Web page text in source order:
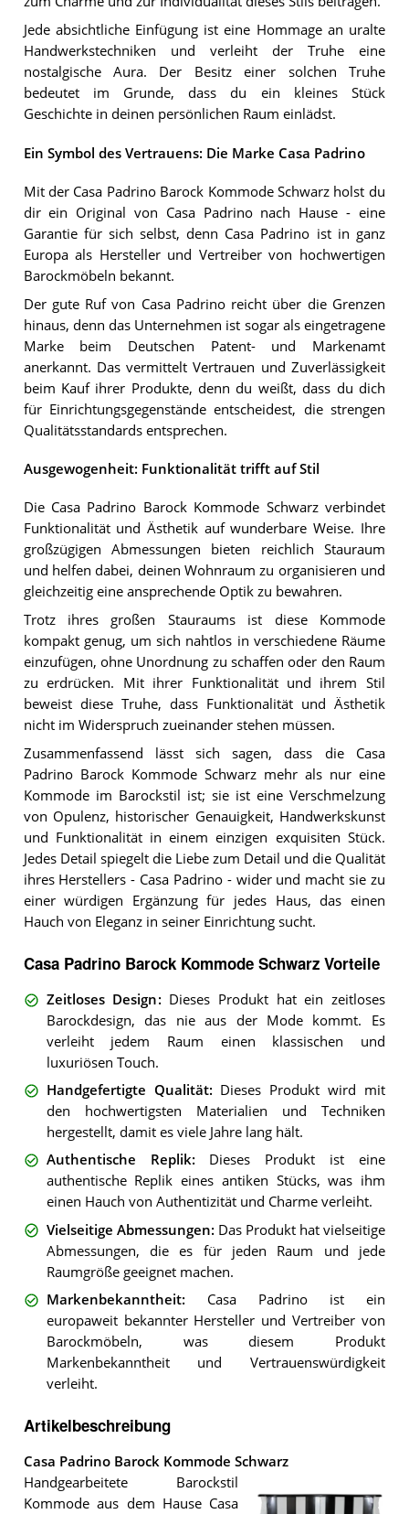
Jede absichtliche Einfügung ist eine Hommage an uralte
Handwerkstechniken und verleiht der Truhe eine
nostalgische Aura. Der Besitz einer solchen Truhe
bedeutet im Grunde, dass du ein kleines Stück
Geschichte in deinen persönlichen Raum einlädst.
Ein Symbol des Vertrauens: Die Marke Casa Padrino
Mit der Casa Padrino Barock Kommode Schwarz holst du
dir ein Original von Casa Padrino nach Hause - eine
Garantie für sich selbst, denn Casa Padrino ist in ganz
Europa als Hersteller und Vertreiber von hochwertigen
Barockmöbeln bekannt.
Der gute Ruf von Casa Padrino reicht über die Grenzen
hinaus, denn das Unternehmen ist sogar als eingetragene
Marke beim Deutschen Patent- und Markenamt
anerkannt. Das vermittelt Vertrauen und Zuverlässigkeit
beim Kauf ihrer Produkte, denn du weißt, dass du dich
für Einrichtungsgegenstände entscheidest, die strengen
Qualitätsstandards entsprechen.
Ausgewogenheit: Funktionalität trifft auf Stil
Die Casa Padrino Barock Kommode Schwarz verbindet
Funktionalität und Ästhetik auf wunderbare Weise. Ihre
großzügigen Abmessungen bieten reichlich Stauraum
und helfen dabei, deinen Wohnraum zu organisieren und
gleichzeitig eine ansprechende Optik zu bewahren.
Trotz ihres großen Stauraums ist diese Kommode
kompakt genug, um sich nahtlos in verschiedene Räume
einzufügen, ohne Unordnung zu schaffen oder den Raum
zu erdrücken. Mit ihrer Funktionalität und ihrem Stil
beweist diese Truhe, dass Funktionalität und Ästhetik
nicht im Widerspruch zueinander stehen müssen.
Zusammenfassend lässt sich sagen, dass die Casa
Padrino Barock Kommode Schwarz mehr als nur eine
Kommode im Barockstil ist; sie ist eine Verschmelzung
von Opulenz, historischer Genauigkeit, Handwerkskunst
und Funktionalität in einem einzigen exquisiten Stück.
Jedes Detail spiegelt die Liebe zum Detail und die Qualität
ihres Herstellers - Casa Padrino - wider und macht sie zu
einer würdigen Ergänzung für jedes Haus, das einen
Hauch von Eleganz in seiner Einrichtung sucht.
Casa Padrino Barock Kommode Schwarz Vorteile
Zeitloses Design: Dieses Produkt hat ein zeitloses
Barockdesign, das nie aus der Mode kommt. Es
verleiht jedem Raum einen klassischen und
luxuriösen Touch.
Handgefertigte Qualität: Dieses Produkt wird mit
den hochwertigsten Materialien und Techniken
hergestellt, damit es viele Jahre lang hält.
Authentische Replik: Dieses Produkt ist eine
authentische Replik eines antiken Stücks, was ihm
einen Hauch von Authentizität und Charme verleiht.
Vielseitige Abmessungen: Das Produkt hat vielseitige
Abmessungen, die es für jeden Raum und jede
Raumgröße geeignet machen.
Markenbekanntheit: Casa Padrino ist ein
europaweit bekannter Hersteller und Vertreiber von
Barockmöbeln, was diesem Produkt
Markenbekanntheit und Vertrauenswürdigkeit
verleiht.
Artikelbeschreibung
Casa Padrino Barock Kommode Schwarz
Handgearbeitete Barockstil
Kommode aus dem Hause Casa